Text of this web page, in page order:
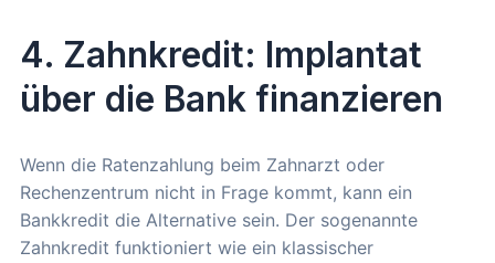
4. Zahnkredit: Implantat
über die Bank finanzieren
Wenn die Ratenzahlung beim Zahnarzt oder
Rechenzentrum nicht in Frage kommt, kann ein
Bankkredit die Alternative sein. Der sogenannte
Zahnkredit funktioniert wie ein klassischer